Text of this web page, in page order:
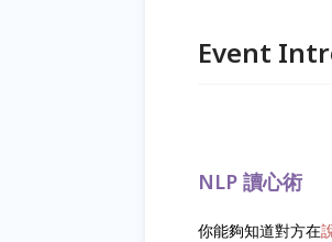
Event
NLP 讀心術
你能夠知道對方在